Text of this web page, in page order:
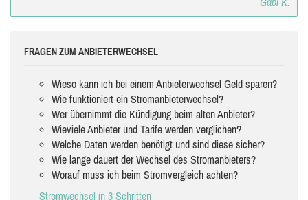
FRAGEN ZUM ANBIETERWECHSEL
Wieso kann ich bei einem Anbieterwechsel Geld sparen?
Wie funktioniert ein Stromanbieterwechsel?
Wer übernimmt die Kündigung beim alten Anbieter?
Wieviele Anbieter und Tarife werden verglichen?
Welche Daten werden benötigt und sind diese sicher?
Wie lange dauert der Wechsel des Stromanbieters?
Worauf muss ich beim Stromvergleich achten?
Stromwechsel in 3 Schritten